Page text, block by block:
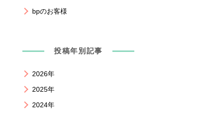
bpのお客様
投稿年別記事
2026年
2025年
2024年